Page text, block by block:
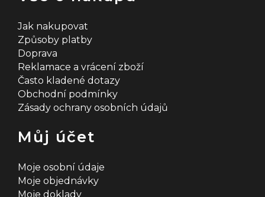
Jak nakupovat
Způsoby platby
Doprava
Reklamace a vrácení zboží
Často kladené dotazy
Obchodní podmínky
Zásady ochrany osobních údajů
Můj účet
Moje osobní údaje
Moje objednávky
Moje doklady